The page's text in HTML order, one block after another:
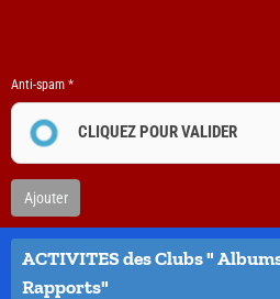
Anti-spam
CLIQUEZ POUR VALIDER
Ajouter
ACTIVITES des Clubs "
Rapports"